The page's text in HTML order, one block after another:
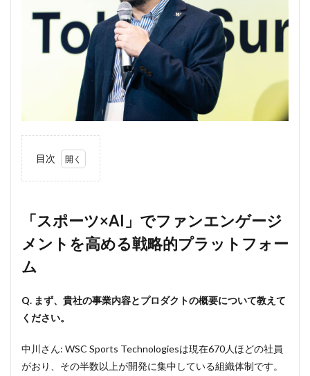
目次
ツ
×AI」
でフ
ァン
ゲー
ント
を高
める
的プ
ラッ
「スポーツ×AI」でファンエンゲージ
メントを高める戦略的プラットフォー
ム
Q. まず、貴社の事業内容とプロダクトの概要について教えて
ください。
中川さん: WSC Sports Technologiesは現在670人ほどの社員
がおり、その半数以上が開発に集中している組織体制です。